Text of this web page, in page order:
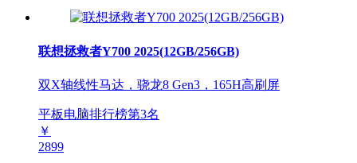
联想拯救者Y700 2025(12GB/256GB)
双X轴线性马达，骁龙8 Gen3，165H高刷屏
平板电脑排行榜第3名
￥
2899